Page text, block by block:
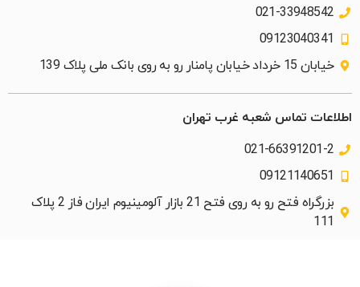
021-33948542
09123040341
خیابان 15 خرداد خیابان پامنار رو به روی بانک ملی پلاک 139​
اطلاعات تماس شعبه غرب تهران
021-66391201-2
09121140651
بزرگراه فتح رو به روی فتح 21 بازار آلومینیوم ایران فاز 2 پلاک
111